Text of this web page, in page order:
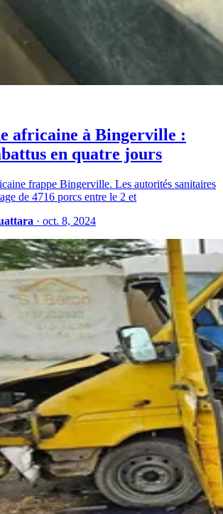
africaine à Bingerville :
en quatre jours
frappe Bingerville. Les autorités sanitaires
de 4716 porcs entre le 2 et
· oct. 8, 2024